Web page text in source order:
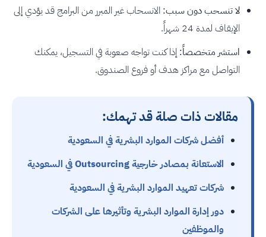
لا تنسحب دون سبب: الانسحاب غير المبرر من البرامج قد يؤدي إلى
الإيقاف لمدة 24 شهراً.
استشر متخصصاً: إذا كنت تواجه صعوبة في التسجيل، يمكنك
التواصل مع مراكز هدف أو فروع الصندوق.
مقالات ذات صلة قد تهمك:
أفضل شركات الموارد البشرية في السعودية
الاستعانة بمصادر خارجية Outsourcing في السعودية
شركات تعهيد الموارد البشرية في السعودية
دور إدارة الموارد البشرية وتأثيرها على الشركات
والموظفين